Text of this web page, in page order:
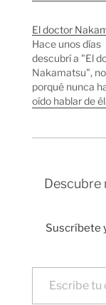
principal que
utilizado para
estudio es el
de patentes por
de habitantes de
país. He estado
informe de la…
El doctor
Hace unos días
descubrí a "El
Nakamatsu",
porqué nunca
oído hablar de
que consiguió
primeras…
Descubre
Suscríbete
Escribe tu correo electrónico…